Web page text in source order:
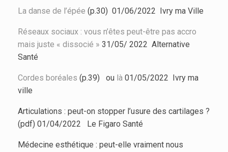
La danse de l’épée (p.30) 01/06/2022 Ivry ma Ville
Réseaux sociaux : vous n’êtes peut-être pas accro
mais juste « dissocié » 31/05/ 2022 Alternative
Santé
Cordes boréales (p.39) ou là 01/05/2022 Ivry ma
ville
Articulations : peut-on stopper l’usure des cartilages ?
(pdf) 01/04/2022 Le Figaro Santé
Médecine esthétique : peut-elle vraiment nous